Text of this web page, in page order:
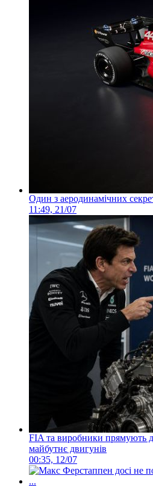
Один з аеродинамічних
11:49, 21/07
FIA та виробники прямують
майбутнє двигунів
00:35, 12/07